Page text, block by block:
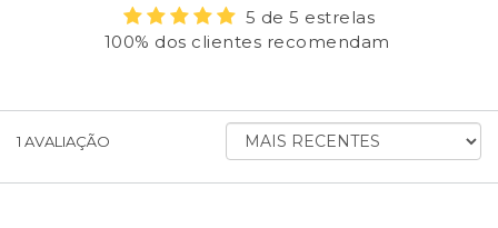
5 de 5 estrelas
100% dos clientes recomendam
1 AVALIAÇÃO
ORDENAR
AVALIAÇÕES